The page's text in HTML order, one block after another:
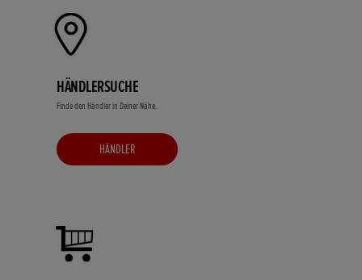
HÄNDLERSUCHE
Finde den Händler in Deiner Nähe.
HÄNDLER